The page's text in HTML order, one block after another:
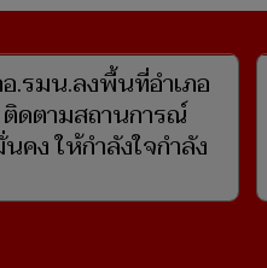
อ.รมน.ลงพื้นที่อำเภอ
ติดตามสถานการณ์
คง ให้กำลังใจกำลัง